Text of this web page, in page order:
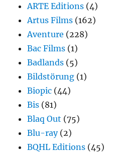
ARTE Editions (4)
Artus Films (162)
Aventure (228)
Bac Films (1)
Badlands (5)
Bildstörung (1)
Biopic (44)
Bis (81)
Blaq Out (75)
Blu-ray(2)
BQHL Editions (45)